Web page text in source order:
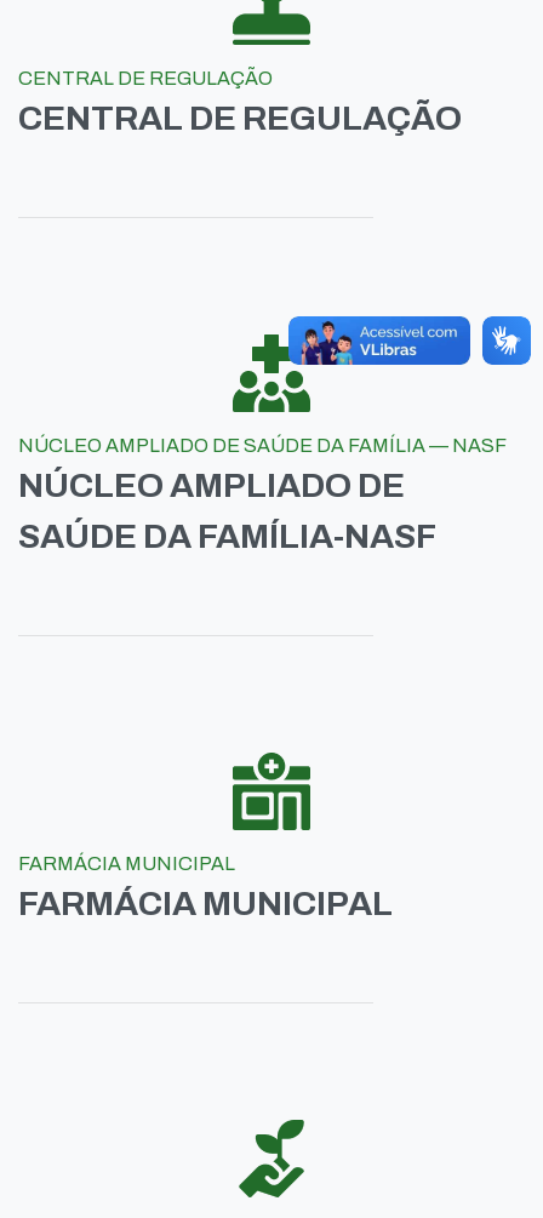
CENTRAL DE REGULAÇÃO
CENTRAL DE REGULAÇÃO
NÚCLEO AMPLIADO DE SAÚDE DA FAMÍLIA — NASF
NÚCLEO AMPLIADO DE
SAÚDE DA FAMÍLIA-NASF
FARMÁCIA MUNICIPAL
FARMÁCIA MUNICIPAL